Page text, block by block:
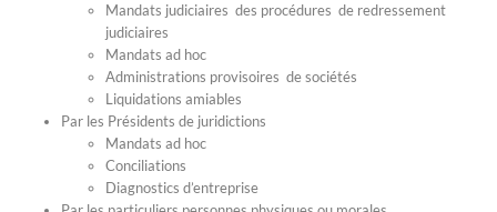
Mandats judiciaires des procédures de redressement
judiciaires
Mandats ad hoc
Administrations provisoires de sociétés
Liquidations amiables
Par les Présidents de juridictions
Mandats ad hoc
Conciliations
Diagnostics d’entreprise